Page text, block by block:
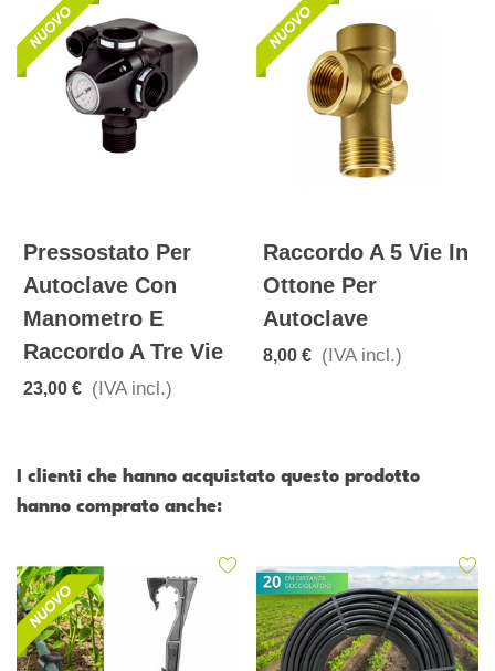
Pressostato Per
Autoclave Con
Manometro E
Raccordo A Tre Vie
23,00 € (IVA incl.)
Raccordo A 5 Vie In
Ottone Per
Autoclave
8,00 € (IVA incl.)
I clienti che hanno acquistato questo prodotto
hanno comprato anche: